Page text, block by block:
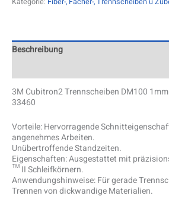
Beschreibung
3M Cubitron2 Trennscheiben DM100 1mm
33460
Vorteile: Hervorragende
angenehmes Arbeiten.
Unübertroffende Standzeiten.
Eigenschaften: Ausgestattet mit
™ II Schleifkörnern.
Anwendungshinweise: Für gerade
Trennen von dickwandige Materialien.